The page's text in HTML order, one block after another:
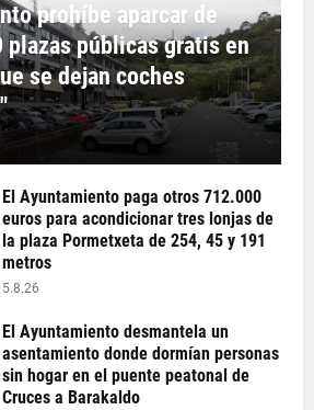
prohíbe aparcar de
plazas públicas gratis en
se dejan coches
El Ayuntamiento paga otros 712.000
euros para acondicionar tres lonjas de
la plaza Pormetxeta de 254, 45 y 191
metros
5.8.26
El Ayuntamiento desmantela un
asentamiento donde dormían personas
sin hogar en el puente peatonal de
Cruces a Barakaldo